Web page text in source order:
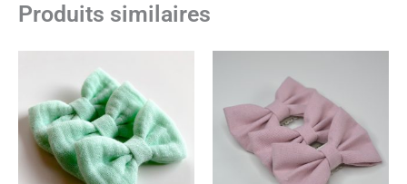
Produits similaires
de
prix :
4,00€
à
4,50€